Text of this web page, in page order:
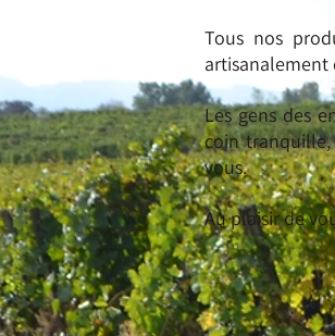
Tous nos
Les gens des
coin
vous.
Au plaisir de